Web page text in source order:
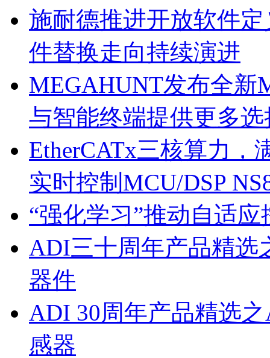
施耐德推进开放软件
件替换走向持续演进
MEGAHUNT发布全新
与智能终端提供更多选
EtherCATx三核算力，
实时控制MCU/DSP
“强化学习”推动自适
ADI三十周年产品精选
器件
ADI 30周年产品精选
感器